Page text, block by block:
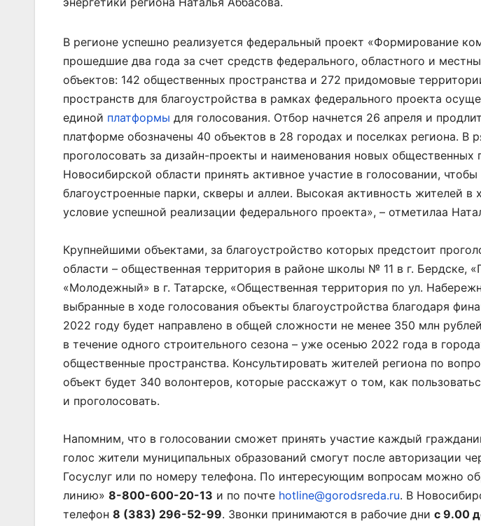
В регионе успешно реализуется федеральный проект «Формирование
прошедшие два года за счет средств федерального, областного и
объектов: 142 общественных пространства и 272 придомовые
пространств для благоустройства в рамках федерального проекта
единой платформы для голосования. Отбор начнется 26 апреля и
платформе обозначены 40 объектов в 28 городах и поселках региона. В
проголосовать за дизайн-проекты и наименования новых
Новосибирской области принять активное участие в голосовании,
благоустроенные парки, скверы и аллеи. Высокая активность жителей в
условие успешной реализации федерального проекта», – отметилаа
Крупнейшими объектами, за благоустройство которых предстоит
области – общественная территория в районе школы № 11 в г. Бердске,
«Молодежный» в г. Татарске, «Общественная территория по ул.
выбранные в ходе голосования объекты благоустройства благодаря
2022 году будет направлено в общей сложности не менее 350 млн
в течение одного строительного сезона – уже осенью 2022 года в
общественные пространства. Консультировать жителей региона по
объект будет 340 волонтеров, которые расскажут о том, как
и проголосовать.
Напомним, что в голосовании сможет принять участие каждый
голос жители муниципальных образований смогут после авторизации
Госуслуг или по номеру телефона. По интересующим вопросам можно
линию» 8-800-600-20-13 и по почте hotline@gorodsreda.ru. В
телефон 8 (383) 296-52-99. Звонки принимаются в рабочие дни с 9.00